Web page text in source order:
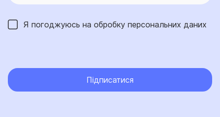
Я погоджуюсь на обробку персональних даних
Підписатися